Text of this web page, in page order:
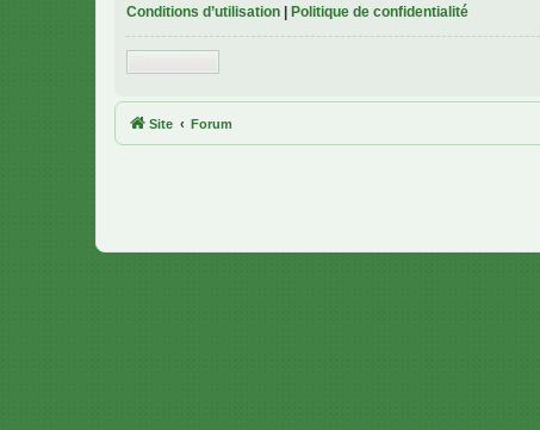
Conditions d’utilisation | Politique de confidentialité
Site Forum